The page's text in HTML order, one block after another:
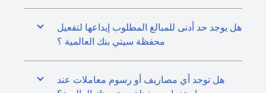
هل يوجد حد أدنى للمبالغ المطلوب إيداعها لتفعيل
محفظة سيتي بنك العالمية ؟
هل توجد أي مصاريف أو رسوم معاملات عند